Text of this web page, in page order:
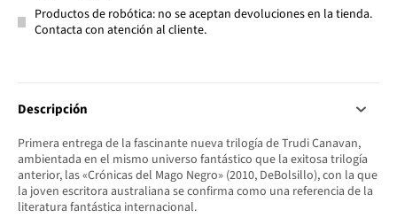
Productos de robótica: no se aceptan devoluciones en la tienda.
Contacta con atención al cliente.
Descripción
Primera entrega de la fascinante nueva trilogía de Trudi Canavan,
ambientada en el mismo universo fantástico que la exitosa trilogía
anterior, las «Crónicas del Mago Negro» (2010, DeBolsillo), con la que
la joven escritora australiana se confirma como una referencia de la
literatura fantástica internacional.